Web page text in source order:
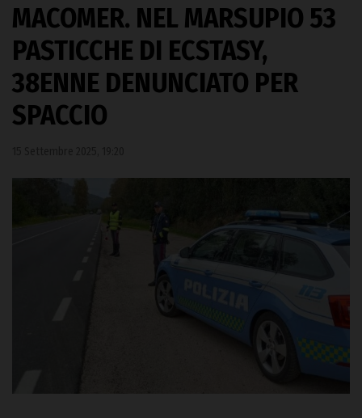
MACOMER. NEL MARSUPIO 53
PASTICCHE DI ECSTASY,
38ENNE DENUNCIATO PER
SPACCIO